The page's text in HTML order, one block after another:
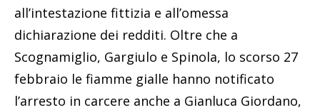
all’intestazione fittizia e all’omessa
dichiarazione dei redditi. Oltre che a
Scognamiglio, Gargiulo e Spinola, lo scorso 27
febbraio le fiamme gialle hanno notificato
l’arresto in carcere anche a Gianluca Giordano,